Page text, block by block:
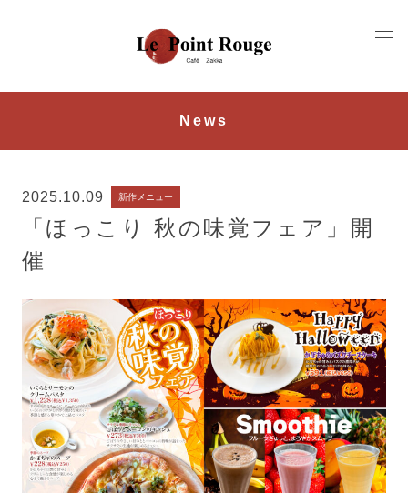
News
2025.10.09 新作メニュー
「ほっこり 秋の味覚フェア」開
催